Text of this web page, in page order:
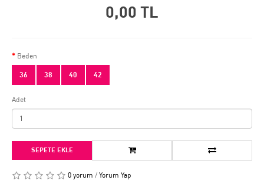
0,00 TL
Beden
36 38 40 42
Adet
SEPETE EKLE
0 yorum / Yorum Yap